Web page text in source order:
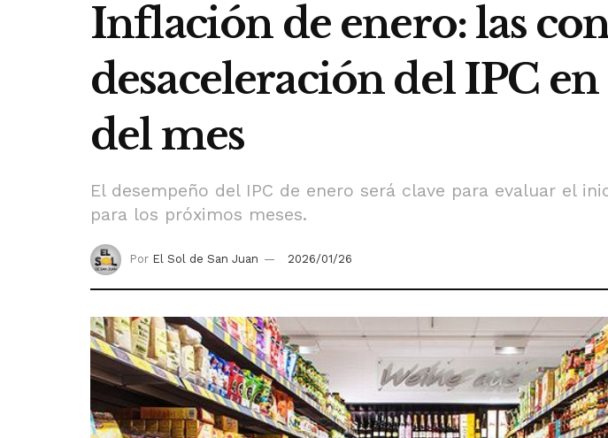
Inflación de enero: las
desaceleración del IPC
del mes
El desempeño del IPC de enero será clave para evaluar el
para los próximos meses.
Por El Sol de San Juan 2026/01/26